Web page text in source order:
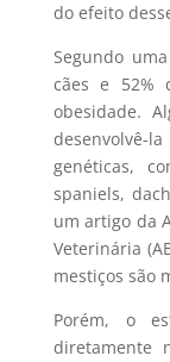
do efeito
Segundo
cães e 52%
obesidade.
desenvolvê-
genéticas,
spaniels,
um artigo da
Veterinária
mestiços são
Porém, o
diretamente